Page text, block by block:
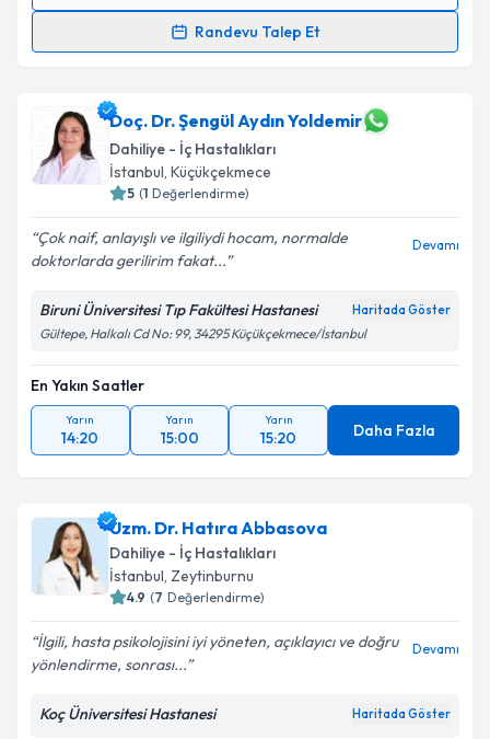
Randevu Talep Et
için bir takvim hazırlandığında e-posta ile
bilgilendireceğiz.
E-posta Adresiniz
Metni'ni okudum ve kişisel verilerimin belirtilen
kapsamda işlenmesini kabul ediyorum.
Takvim Talebini Gönder
Doç. Dr. Şengül Aydın Yoldemir
Dahiliye - İç Hastalıkları
İstanbul, Küçükçekmece
5 (1 Değerlendirme)
Çok naif, anlayışlı ve ilgiliydi hocam, normalde
doktorlarda gerilirim fakat...
Devamı
Biruni Üniversitesi Tıp Fakültesi Hastanesi Haritada Göster
Gültepe, Halkalı Cd No: 99, 34295 Küçükçekmece/İstanbul
En Yakın Saatler
Yarın
14:20
Yarın
15:00
Yarın
15:20 Daha Fazla
Uzm. Dr. Hatıra Abbasova
Dahiliye - İç Hastalıkları
İstanbul, Zeytinburnu
4.9 (7 Değerlendirme)
İlgili, hasta psikolojisini iyi yöneten, açıklayıcı ve doğru
yönlendirme, sonrası...
Devamı
Koç Üniversitesi Hastanesi Haritada Göster